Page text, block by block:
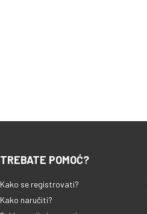
TREBATE POMOĆ?
Kako se registrovati?
Kako naručiti?